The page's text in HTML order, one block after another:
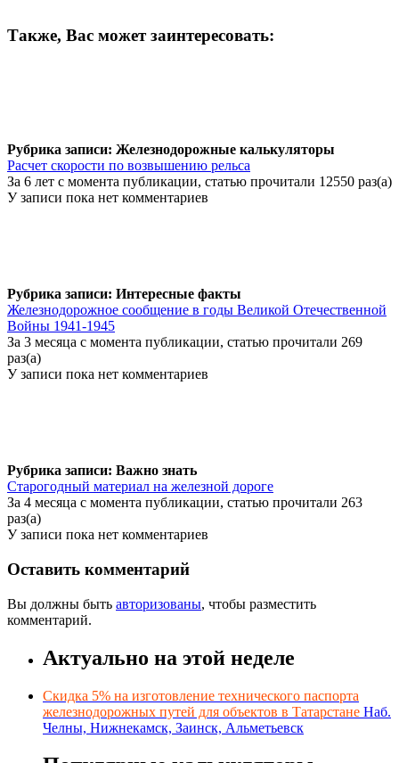
Также, Вас может заинтересовать:
Рубрика записи: Железнодорожные калькуляторы
Расчет скорости по возвышению рельса
За 6 лет с момента публикации, статью прочитали 12550 раз(а)
У записи пока нет комментариев
Рубрика записи: Интересные факты
Железнодорожное сообщение в годы Великой Отечественной
Войны 1941-1945
За 3 месяца с момента публикации, статью прочитали 269
раз(а)
У записи пока нет комментариев
Рубрика записи: Важно знать
Старогодный материал на железной дороге
За 4 месяца с момента публикации, статью прочитали 263
раз(а)
У записи пока нет комментариев
Оставить комментарий
Вы должны быть авторизованы, чтобы разместить
комментарий.
Актуально на этой неделе
Скидка 5% на изготовление технического паспорта
железнодорожных путей для объектов в Татарстане Наб.
Челны, Нижнекамск, Заинск, Альметьевск